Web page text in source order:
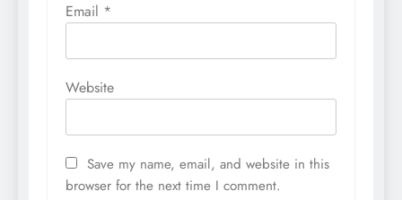
Email *
Website
Save my name, email, and website in this
browser for the next time I comment.